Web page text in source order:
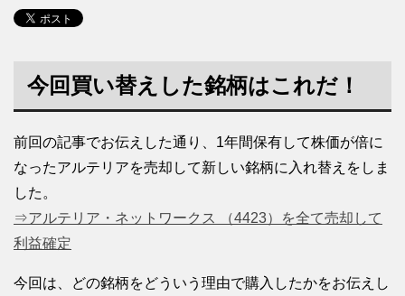
今回買い替えした銘柄はこれだ！
前回の記事でお伝えした通り、1年間保有して株価が倍に
なったアルテリアを売却して新しい銘柄に入れ替えをしま
した。
⇒アルテリア・ネットワークス （4423）を全て売却して
利益確定
今回は、どの銘柄をどういう理由で購入したかをお伝えし